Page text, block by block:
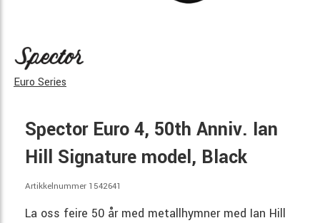
Euro Series
Spector Euro 4, 50th Anniv. Ian
Hill Signature model, Black
Artikkelnummer 1542641
La oss feire 50 år med metallhymner med Ian Hill